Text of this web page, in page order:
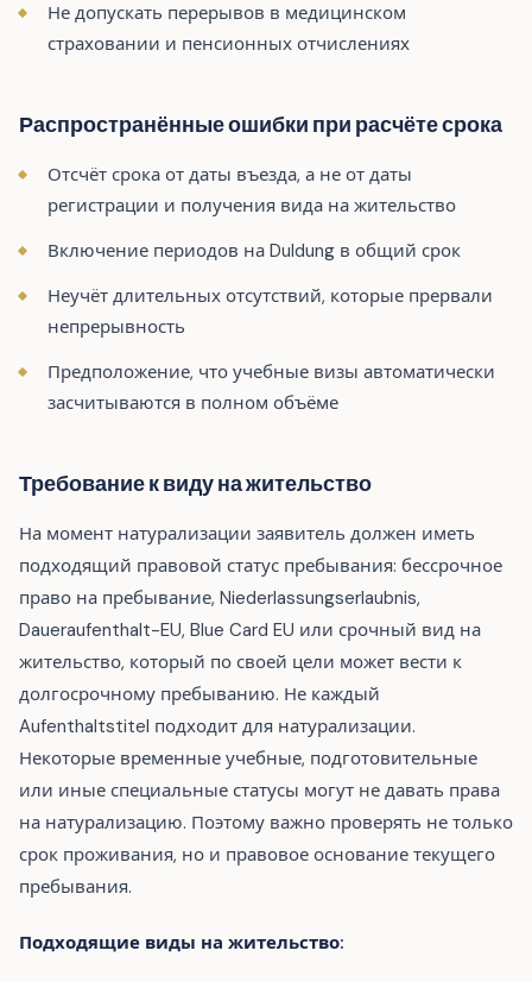
Не допускать перерывов в медицинском
страховании и пенсионных отчислениях
Распространённые ошибки при расчёте срока
Отсчёт срока от даты въезда, а не от даты
регистрации и получения вида на жительство
Включение периодов на Duldung в общий срок
Неучёт длительных отсутствий, которые прервали
непрерывность
Предположение, что учебные визы автоматически
засчитываются в полном объёме
Требование к виду на жительство
На момент натурализации заявитель должен иметь
подходящий правовой статус пребывания: бессрочное
право на пребывание, Niederlassungserlaubnis,
Daueraufenthalt-EU, Blue Card EU или срочный вид на
жительство, который по своей цели может вести к
долгосрочному пребыванию. Не каждый
Aufenthaltstitel подходит для натурализации.
Некоторые временные учебные, подготовительные
или иные специальные статусы могут не давать права
на натурализацию. Поэтому важно проверять не только
срок проживания, но и правовое основание текущего
пребывания.
Подходящие виды на жительство: